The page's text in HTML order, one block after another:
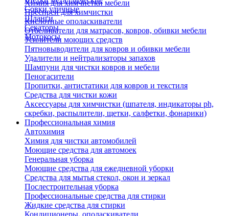
Совки уличные
Шланги
Секаторы
Мотокосы
Химия для химчистки мебели
Преспреи для химчистки
Кислотные ополаскиватели
Отбеливатели для матрасов, ковров, обивки мебели
Усилители моющих средств
Пятновыводители для ковров и обивки мебели
Удалители и нейтрализаторы запахов
Шампуни для чистки ковров и мебели
Пеногасители
Пропитки, антистатики для ковров и текстиля
Средства для чистки кожи
Аксессуары для химчистки (шпателя, индикаторы ph,
скребки, распылители, щетки, салфетки, фонарики)
Профессиональная химия
Автохимия
Химия для чистки автомобилей
Моющие средства для автомоек
Генеральная уборка
Моющие средства для ежедневной уборки
Средства для мытья стекол, окон и зеркал
Послестроительная уборка
Профессиональные средства для стирки
Жидкие средства для стирки
Кондиционеры, ополаскиватели